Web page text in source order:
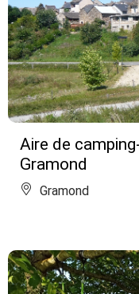
Aire de
Gramond
Gramond